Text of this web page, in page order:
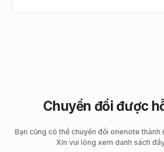
Chuyển đổi được
Bạn cũng có thể chuyển đổi onenote thành
Xin vui lòng xem danh sách